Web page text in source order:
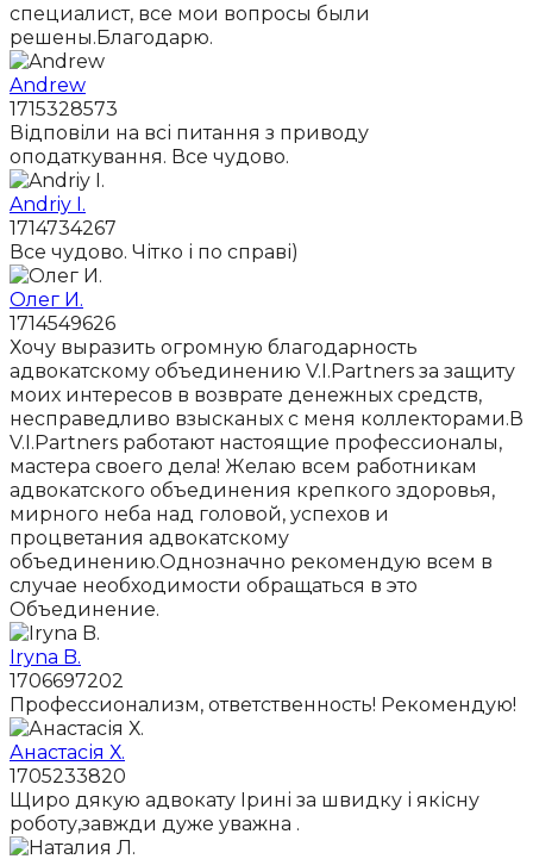
специалист, все мои вопросы были
решены.Благодарю.
Andrew
1715328573
Відповіли на всі питання з приводу
оподаткування. Все чудово.
Andriy I.
1714734267
Все чудово. Чітко і по справі)
Олег И.
1714549626
Хочу выразить огромную благодарность
адвокатскому объединению V.I.Partners за защиту
моих интересов в возврате денежных средств,
несправедливо взысканых с меня коллекторами.В
V.I.Partners работают настоящие профессионалы,
мастера своего дела! Желаю всем работникам
адвокатского объединения крепкого здоровья,
мирного неба над головой, успехов и
процветания адвокатскому
объединению.Однозначно рекомендую всем в
случае необходимости обращаться в это
Объединение.
Iryna B.
1706697202
Профессионализм, ответственность! Рекомендую!
Анастасія Х.
1705233820
Щиро дякую адвокату Ірині за швидку і якісну
роботу,завжди дуже уважна .